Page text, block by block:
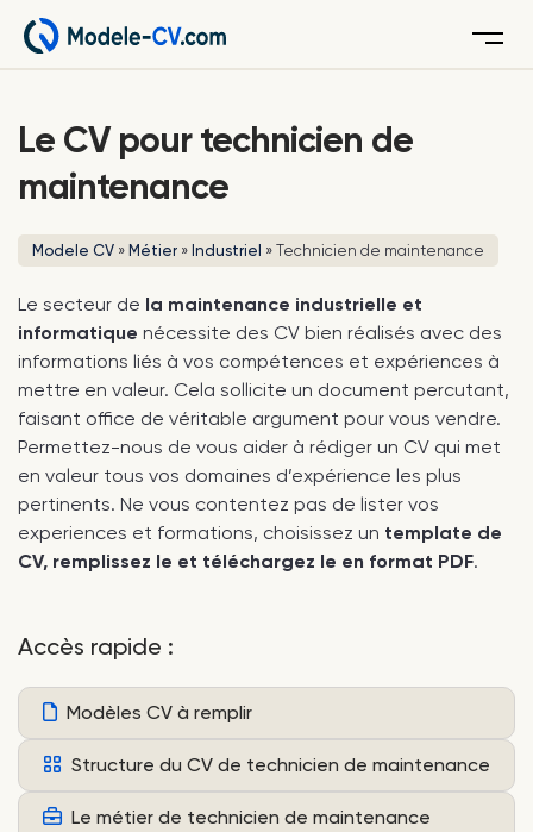
Menu
Le CV pour technicien de
maintenance
Modele CV » Métier » Industriel » Technicien de maintenance
Le secteur de la maintenance industrielle et
informatique nécessite des CV bien réalisés avec des
informations liés à vos compétences et expériences à
mettre en valeur. Cela sollicite un document percutant,
faisant office de véritable argument pour vous vendre.
Permettez-nous de vous aider à rédiger un CV qui met
en valeur tous vos domaines d’expérience les plus
pertinents. Ne vous contentez pas de lister vos
experiences et formations, choisissez un template de
CV, remplissez le et téléchargez le en format PDF.
Accès rapide :
Modèles CV à remplir
Structure du CV de technicien de maintenance
Le métier de technicien de maintenance